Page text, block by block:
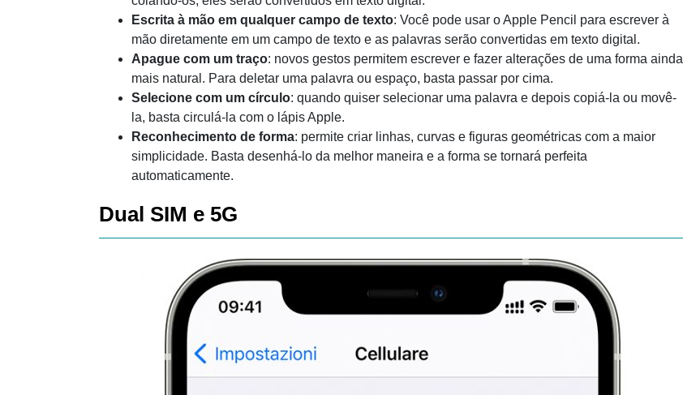
Escrita à mão em qualquer campo de texto: Você pode usar o Apple Pencil para escrever à
mão diretamente em um campo de texto e as palavras serão convertidas em texto digital.
Apague com um traço: novos gestos permitem escrever e fazer alterações de uma forma ainda
mais natural. Para deletar uma palavra ou espaço, basta passar por cima.
Selecione com um círculo: quando quiser selecionar uma palavra e depois copiá-la ou movê-
la, basta circulá-la com o lápis Apple.
Reconhecimento de forma: permite criar linhas, curvas e figuras geométricas com a maior
simplicidade. Basta desenhá-lo da melhor maneira e a forma se tornará perfeita
automaticamente.
Dual SIM e 5G